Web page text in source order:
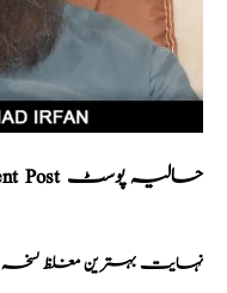
Recent Post حالیہ پوسٹ
نہایت بہترین مغلظ نسخہ